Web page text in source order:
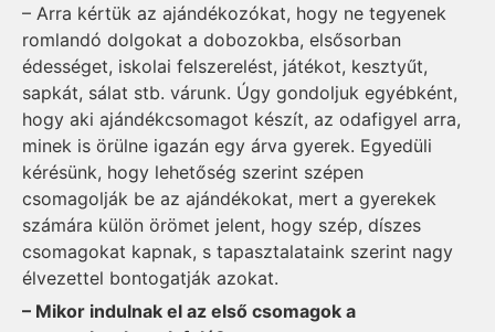
– Arra kértük az ajándékozókat, hogy ne tegyenek
romlandó dolgokat a dobozokba, elsősorban
édességet, iskolai felszerelést, játékot, kesztyűt,
sapkát, sálat stb. várunk. Úgy gondoljuk egyébként,
hogy aki ajándékcsomagot készít, az odafigyel arra,
minek is örülne igazán egy árva gyerek. Egyedüli
kérésünk, hogy lehetőség szerint szépen
csomagolják be az ajándékokat, mert a gyerekek
számára külön örömet jelent, hogy szép, díszes
csomagokat kapnak, s tapasztalataink szerint nagy
élvezettel bontogatják azokat.
– Mikor indulnak el az első csomagok a